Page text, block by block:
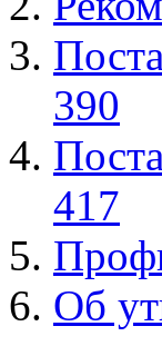
390
417
Об